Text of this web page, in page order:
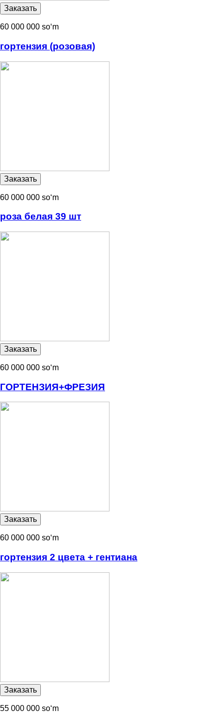
60 000 000 soʻm
гортензия (розовая)
60 000 000 soʻm
роза белая 39 шт
60 000 000 soʻm
ГОРТЕНЗИЯ+ФРЕЗИЯ
60 000 000 soʻm
гортензия 2 цвета + гентиана
55 000 000 soʻm